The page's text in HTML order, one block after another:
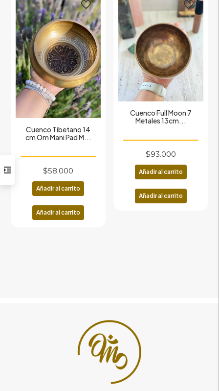
Cuenco Tibetano 14
cm Om Mani Pad M...
$58.000
Añadir al carrito
Añadir al carrito
Cuenco Full Moon 7
Metales 13cm...
$93.000
Añadir al carrito
Añadir al carrito